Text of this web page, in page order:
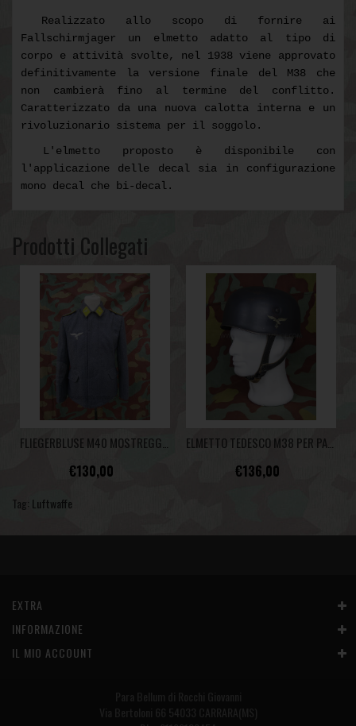
Realizzato allo scopo di fornire ai
Fallschirmjager un elmetto adatto al tipo di
corpo e attività svolte, nel 1938 viene approvato
definitivamente la versione finale del M38 che
non cambierà fino al termine del conflitto.
Caratterizzato da una nuova calotta interna e un
rivoluzionario sistema per il soggolo.
L'elmetto proposto è disponibile con
l'applicazione delle decal sia in configurazione
mono decal che bi-decal.
Prodotti Collegati
FLIEGERBLUSE M40 MOSTREGGIATA
€130,00
ELMETTO TEDESCO M38 PER PARACADUTISTI - FALLSCHIRMJÄGER - INVECCHIATO
€136,00
Tag: Luftwaffe
EXTRA
INFORMAZIONE
IL MIO ACCOUNT